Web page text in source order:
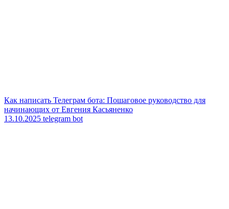
Как написать Телеграм бота: Пошаговое руководство для
начинающих от Евгения Касьяненко
13.10.2025 telegram bot